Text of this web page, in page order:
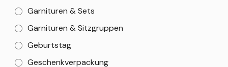
Garnituren & Sets
Garnituren & Sitzgruppen
Geburtstag
Geschenkverpackung